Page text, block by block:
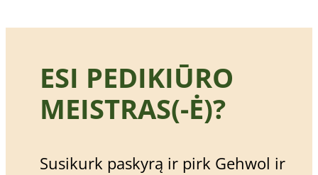
ESI PEDIKIŪRO
MEISTRAS(-Ė)?
Susikurk paskyrą ir pirk Gehwol ir